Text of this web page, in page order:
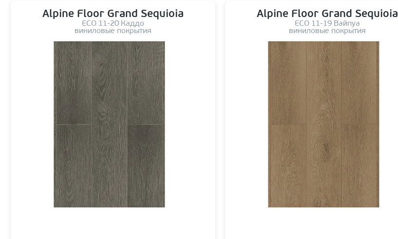
Alpine Floor Grand Sequioia
ЕСО 11-20 Каддо
виниловые покрытия
Alpine Floor Grand Sequioia
ЕСО 11-19 Вайпуа
виниловые покрытия